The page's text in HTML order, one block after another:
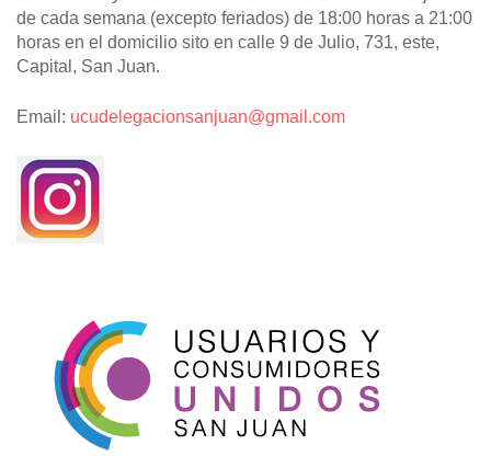
de cada semana (excepto feriados) de 18:00 horas a 21:00
horas en el domicilio sito en calle 9 de Julio, 731, este,
Capital, San Juan.
Email: ucudelegacionsanjuan@gmail.com